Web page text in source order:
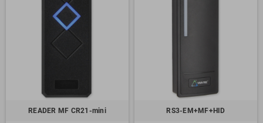
READER MF CR21-mini RS3-EM+MF+HID